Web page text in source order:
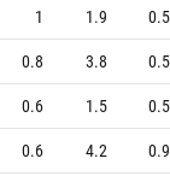
1 1.9
0.5
0.8 3.8
0.5
0.6 1.5
0.5
0.6 4.2
0.9